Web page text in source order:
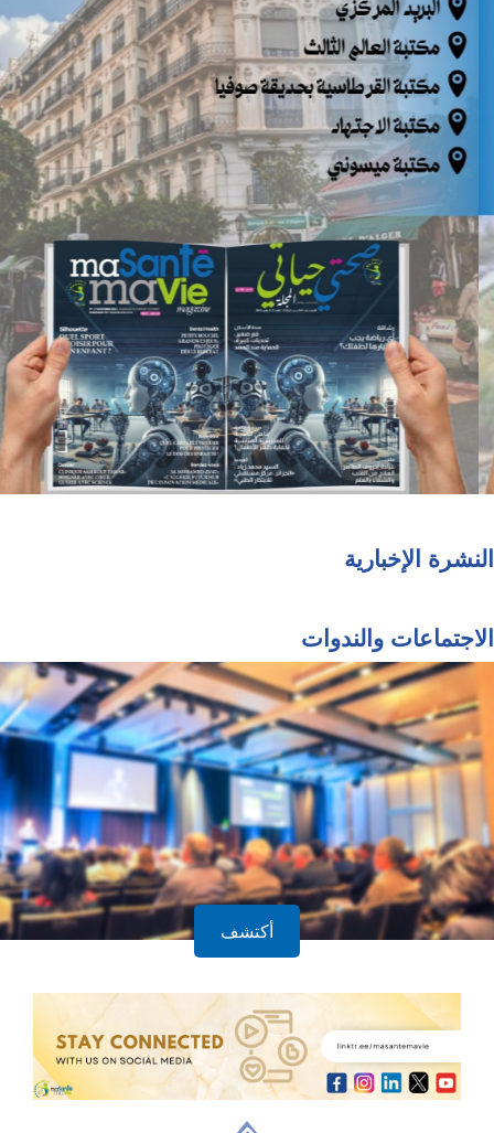
النشرة الإخبارية
الاجتماعات والندوات
أكتشف